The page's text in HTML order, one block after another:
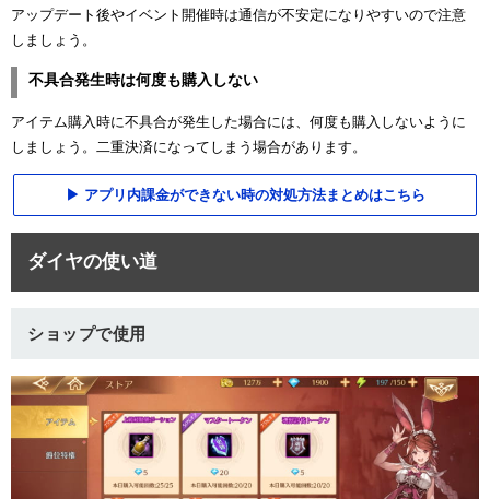
アップデート後やイベント開催時は通信が不安定になりやすいので注意
しましょう。
不具合発生時は何度も購入しない
アイテム購入時に不具合が発生した場合には、何度も購入しないように
しましょう。二重決済になってしまう場合があります。
アプリ内課金ができない時の対処方法まとめはこちら
ダイヤの使い道
ショップで使用